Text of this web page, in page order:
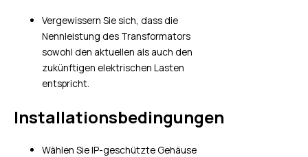
Vergewissern Sie sich, dass die
Nennleistung des Transformators
sowohl den aktuellen als auch den
zukünftigen elektrischen Lasten
entspricht.
Installationsbedingungen
Wählen Sie IP-geschützte Gehäuse